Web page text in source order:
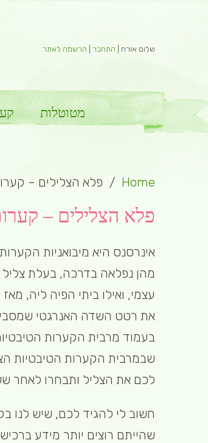
שלום אורח | התחבר הרשמה לאתר
מטוטלות
Home פלא הצלילים –
פלא הצלילים –
אינרסנס היא מיבואניות
מהן נפלאה בדרכה, בעלת צליל
עצמי, ואילו ביתי הפיה ליה,
את רטט השדה האנרגטי
בעמוד מרבית הקערות
שבמרבית הקערות הטיבטיות
לכם את הצליל ותבחרו לאחר
חשוב לי להגיד לכם, שיש לנו
שהייתם רוצים יותר מידע